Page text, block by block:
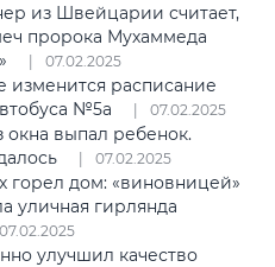
из Швейцарии считает,
пророка Мухаммеда
07.02.2025
изменится расписание
№5а
07.02.2025
окна выпал ребенок.
07.02.2025
горел дом: «виновницей»
уличная гирлянда
07.02.2025
улучшил качество